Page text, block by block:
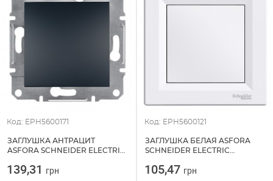
Код: EPH5600171
ЗАГЛУШКА АНТРАЦИТ
ASFORA SCHNEIDER ELECTRIC
139,31 грн
Код: EPH5600121
ЗАГЛУШКА БЕЛАЯ ASFORA
SCHNEIDER ELECTRIC
105,47 грн